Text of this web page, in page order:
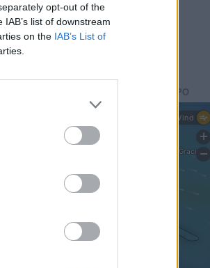
opt-out of the
list of downstream
on the IAB’s List of
PREVISÃO DO ESTADO DO TEMPO